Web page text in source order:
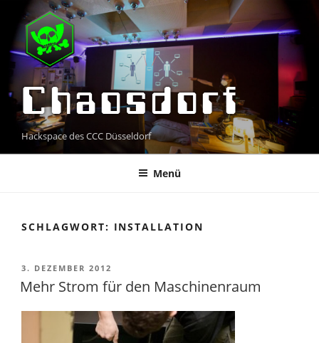
Inhalt
springen
Chaosdorf
Hackspace des CCC Düsseldorf
Menü
SCHLAGWORT: INSTALLATION
VERÖFFENTLICHT
AM
3. DEZEMBER 2012
Mehr Strom für den Maschinenraum